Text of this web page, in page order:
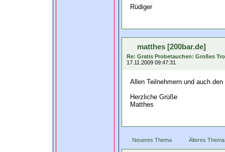
Rüdiger
matthes [200bar.de]
Re: Gratis Probetauchen: Großes
17.11.2009 09:47:31
Allen Teilnehmern und auch
Herzliche Grüße
Matthes
Neueres Thema Älteres Thema